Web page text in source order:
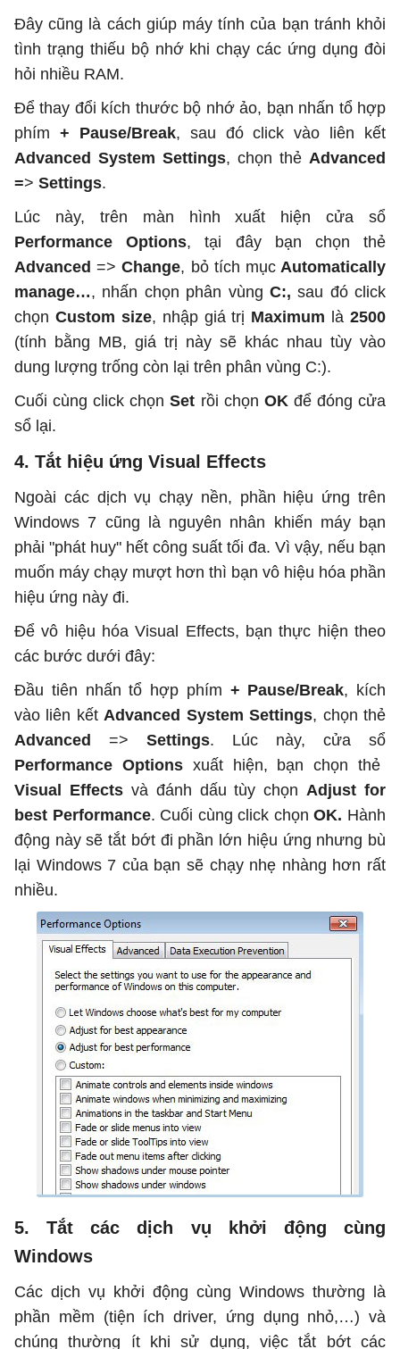
Đây cũng là cách giúp máy tính của bạn tránh khỏi
tình trạng thiếu bộ nhớ khi chạy các ứng dụng đòi
hỏi nhiều RAM.
Để thay đổi kích thước bộ nhớ ảo, bạn nhấn tổ hợp
phím + Pause/Break, sau đó click vào liên kết
Advanced System Settings, chọn thẻ Advanced
=> Settings.
Lúc này, trên màn hình xuất hiện cửa sổ
Performance Options, tại đây bạn chọn thẻ
Advanced =>Change, bỏ tích mụcAutomatically
manage…, nhấn chọn phân vùng C:,sau đó click
chọn Custom size, nhập giá trị Maximum là 2500
(tính bằng MB, giá trị này sẽ khác nhau tùy vào
dung lượng trống còn lại trên phân vùng C:).
Cuối cùng click chọnSet rồi chọn OKđể đóng cửa
sổ lại.
4. Tắt hiệu ứng Visual Effects
Ngoài các dịch vụ chạy nền, phần hiệu ứng trên
Windows 7 cũng là nguyên nhân khiến máy bạn
phải "phát huy" hết công suất tối đa. Vì vậy, nếu bạn
muốn máy chạy mượt hơn thì bạn vô hiệu hóa phần
hiệu ứng này đi.
Để vô hiệu hóa Visual Effects, bạn thực hiện theo
các bước dưới đây:
Đầu tiên nhấn tổ hợp phím + Pause/Break, kích
vào liên kếtAdvanced System Settings, chọn thẻ
Advanced
=> Settings. Lúc này, cửa sổ
Performance Optionsxuất hiện, bạn chọn thẻ
Visual Effectsvà đánh dấu tùy chọnAdjust for
best Performance. Cuối cùng click chọnOK. Hành
động này sẽ tắt bớt đi phần lớn hiệu ứng nhưng bù
lại Windows 7 của bạn sẽ chạy nhẹ nhàng hơn rất
nhiều.
5. Tắt các dịch vụ khởi động cùng
Windows
Các dịch vụ khởi động cùng Windows thường là
phần mềm (tiện ích driver, ứng dụng nhỏ,…) và
chúng thường ít khi sử dụng, việc tắt bớt các